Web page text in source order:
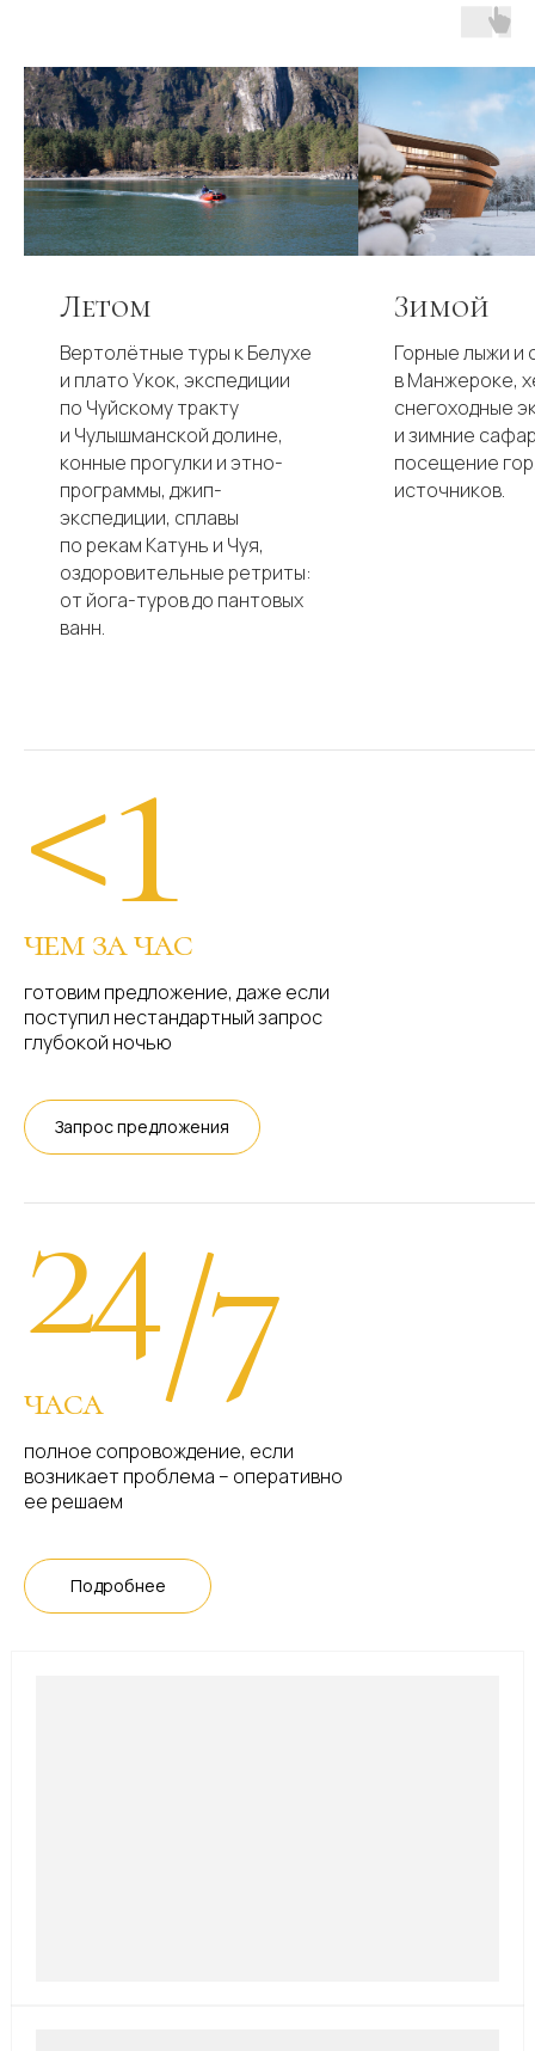
Летом
Вертолётные туры к Белухе
и плато Укок, экспедиции
по Чуйскому тракту
и Чулышманской долине,
конные прогулки и этно-
программы, джип-
экспедиции, сплавы
по рекам Катунь и Чуя,
оздоровительные ретриты:
от йога-туров до пантовых
ванн.
Зимой
Горные лыжи и
в Манжероке,
снегоходные
и зимние
посещение
источников.
<1
чем за час
готовим предложение, даже если
поступил нестандартный запрос
глубокой ночью
Запрос предложения
24
/7
часа
полное сопровождение, если
возникает проблема – оперативно
ее решаем
Подробнее